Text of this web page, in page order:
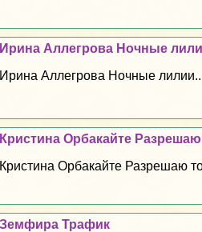
Ирина Аллегрова Ночные
Ирина Аллегрова Ночные
Кристина Орбакайте Разрешаю
Кристина Орбакайте Разрешаю
Земфира Трафик